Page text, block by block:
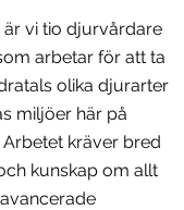
vi tio djurvårdare
arbetar för att ta
olika djurarter
miljöer här på
kräver bred
kunskap om allt